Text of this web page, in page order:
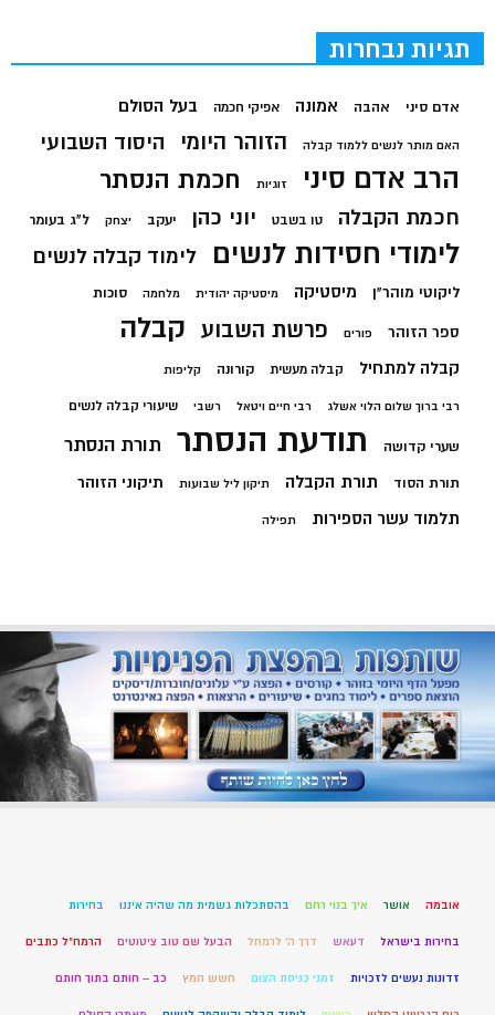
תגיות נבחרות
אדם סיני אהבה אמונה אפיקי חכמה בעל הסולם
האם מותר לנשים ללמוד קבלה הזוהר היומי היסוד השבועי
הרב אדם סיני זוגיות חכמת הנסתר
חכמת הקבלה טו בשבט יוני כהן יעקב יצחק ל"ג בעומר
לימודי חסידות לנשים לימוד קבלה לנשים
ליקוטי מוהר"ן מיסטיקה מיסטיקה יהודית מלחמה סוכות
ספר הזוהר פורים פרשת השבוע קבלה
קבלה למתחיל קבלה מעשית קורונה קליפות
רבי ברוך שלום הלוי אשלג רבי חיים ויטאל רשבי שיעורי קבלה לנשים
שערי קדושה תודעת הנסתר תורת הנסתר
תורת הסוד תורת הקבלה תיקון ליל שבועות תיקוני הזוהר
תלמוד עשר הספירות תפילה
אובמה אושר איך בנוי רחם בהסתכלות גשמית מה שהיה איננו בחירות
בחירות בישראל דעאש דרך ה' לרמחל הבעל שם טוב ציטוטים הרמח"ל כתבים
זדונות נעשים לזכויות זמני כניסת הצום חשש חמץ כב – חותם בתוך חותם